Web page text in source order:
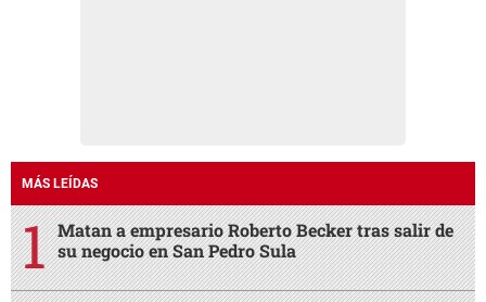
MÁS LEÍDAS
Matan a empresario Roberto Becker tras salir de
su negocio en San Pedro Sula